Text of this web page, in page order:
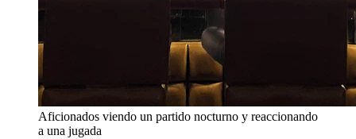
Aficionados viendo un partido nocturno y reaccionando
a una jugada